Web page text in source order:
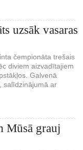
uzsāk vasaras
čempionāta trešais
diviem aizvadītajiem
Galvenā
salīdzinājumā ar
Mūsā grauj